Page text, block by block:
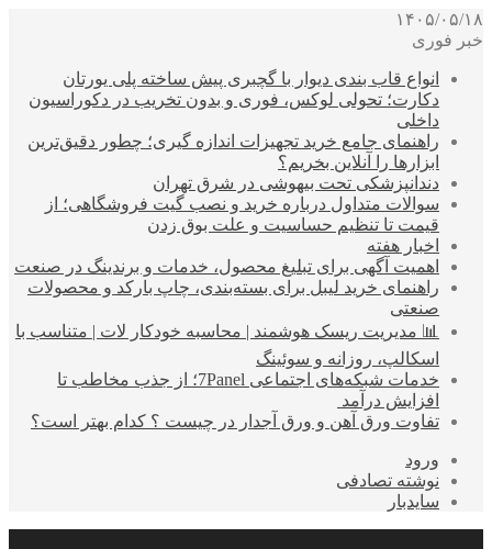
۱۴۰۵/۰۵/۱۸
خبر فوری
انواع قاب بندی دیوار با گچبری پیش ساخته پلی یورتان
دکارت؛ تحولی لوکس، فوری و بدون تخریب در دکوراسیون
داخلی
راهنمای جامع خرید تجهیزات اندازه گیری؛ چطور دقیق‌ترین
ابزارها را آنلاین بخریم؟
دندانپزشکی تحت بیهوشی در شرق تهران
سوالات متداول درباره خرید و نصب گیت فروشگاهی؛ از
قیمت تا تنظیم حساسیت و علت بوق زدن
اخبار هفته
اهمیت آگهی برای تبلیغ محصول، خدمات و برندینگ در صنعت
راهنمای خرید لیبل برای بسته‌بندی، چاپ بارکد و محصولات
صنعتی
📊 مدیریت ریسک هوشمند | محاسبه خودکار لات | متناسب با
اسکالپ، روزانه و سوئینگ
خدمات شبکه‌های اجتماعی 7Panel؛ از جذب مخاطب تا
افزایش درآمد
تفاوت ورق آهن و ورق آجدار در چیست ؟ کدام بهتر است؟
ورود
نوشته تصادفی
سایدبار